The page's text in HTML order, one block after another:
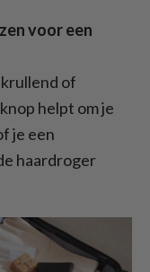
voor een
of
helpt om je
je een
haardroger